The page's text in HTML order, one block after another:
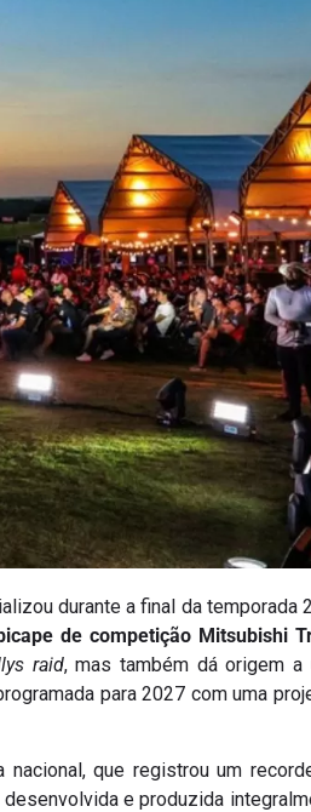
durante a final da temporada
de competição Mitsubishi
raid, mas também dá origem a
para 2027 com uma
que registrou um
e produzida